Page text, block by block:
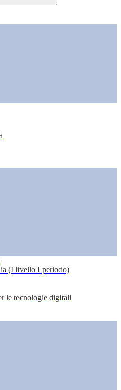
(I livello I periodo)
le tecnologie digitali